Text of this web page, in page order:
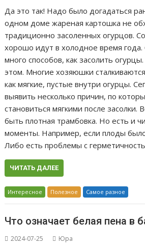
Да это так! Надо было догадаться
одном доме жареная картошка не
традиционно засоленных огурцов.
хорошо идут в холодное время
много способов, как засолить
этом. Многие хозяюшки
как мягкие, пустые внутри огурцы.
выявить несколько причин, по
становиться мягкими после
быть плотная трамбовка. Но есть и
моменты. Например, если плоды
Либо есть проблемы с
ЧИТАТЬ ДАЛЕЕ
Интересное Полезное Самое разное
Что означает белая пена в
2024-07-25 Юра